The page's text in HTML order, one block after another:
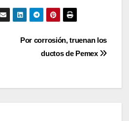
Por corrosión, truenan los
ductos de Pemex